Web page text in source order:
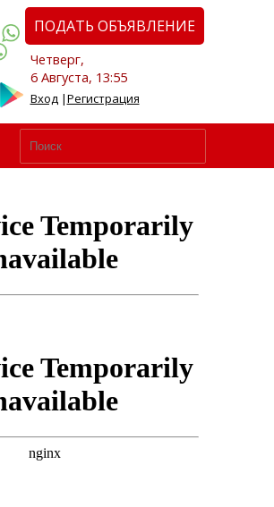
ПОДАТЬ ОБЪЯВЛЕНИЕ
Четверг,
6 Августа, 13:55
Вход|Регистрация